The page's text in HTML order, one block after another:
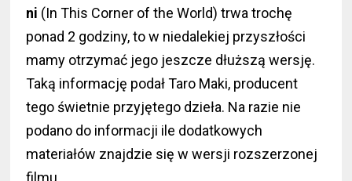
ni (In This Corner of the World) trwa trochę
ponad 2 godziny, to w niedalekiej przyszłości
mamy otrzymać jego jeszcze dłuższą wersję.
Taką informację podał Taro Maki, producent
tego świetnie przyjętego dzieła. Na razie nie
podano do informacji ile dodatkowych
materiałów znajdzie się w wersji rozszerzonej
filmu.